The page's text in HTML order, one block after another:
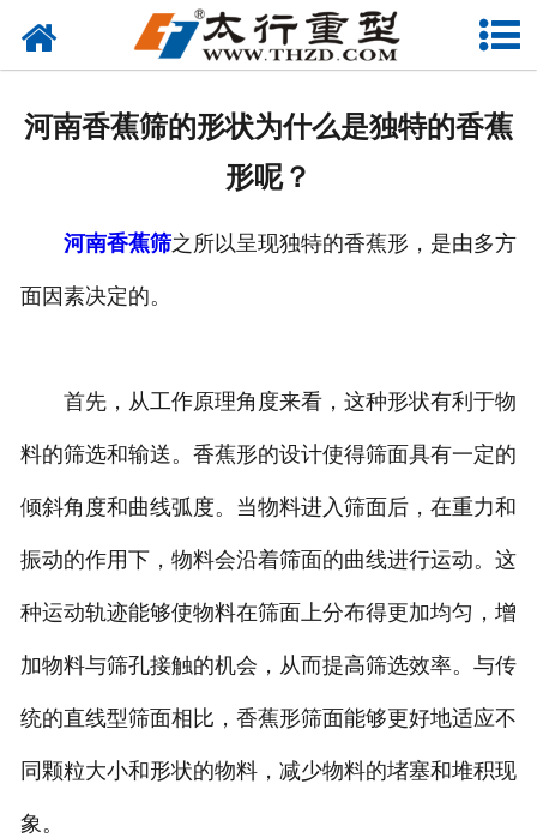
网站首页
河南香蕉筛的形状为什么是独特的香蕉
形呢？
河南香蕉筛之所以呈现独特的香蕉形，是由多方
面因素决定的。
首先，从工作原理角度来看，这种形状有利于物
料的筛选和输送。香蕉形的设计使得筛面具有一定的
倾斜角度和曲线弧度。当物料进入筛面后，在重力和
振动的作用下，物料会沿着筛面的曲线进行运动。这
种运动轨迹能够使物料在筛面上分布得更加均匀，增
加物料与筛孔接触的机会，从而提高筛选效率。与传
统的直线型筛面相比，香蕉形筛面能够更好地适应不
同颗粒大小和形状的物料，减少物料的堵塞和堆积现
象。